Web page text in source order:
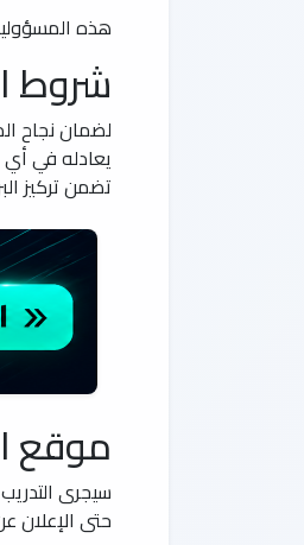
هذه
شروط
يعادله في
تضمن تركيز
موقع
حتى الإعلان